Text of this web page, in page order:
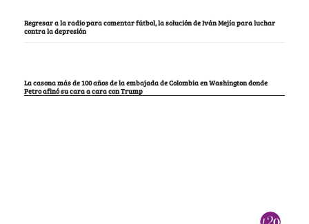
Regresar a la radio para comentar fútbol, la solución de Iván Mejía para luchar
contra la depresión
La casona más de 100 años de la embajada de Colombia en Washington donde
Petro afinó su cara a cara con Trump